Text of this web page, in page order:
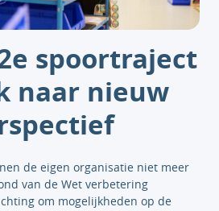
spoortraject
naar nieuw
de eigen organisatie niet meer
van de Wet verbetering
om mogelijkheden op de